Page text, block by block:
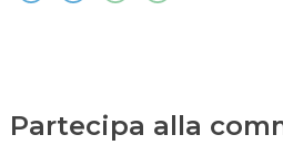
Partecipa alla